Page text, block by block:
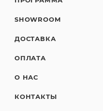
SHOWROOM
ДОСТАВКА
ОПЛАТА
О НАС
КОНТАКТЫ